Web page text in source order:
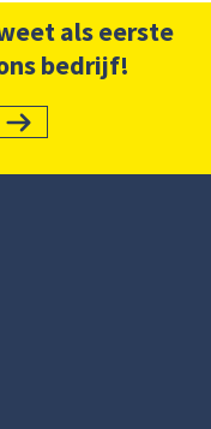
als eerste
bedrijf!